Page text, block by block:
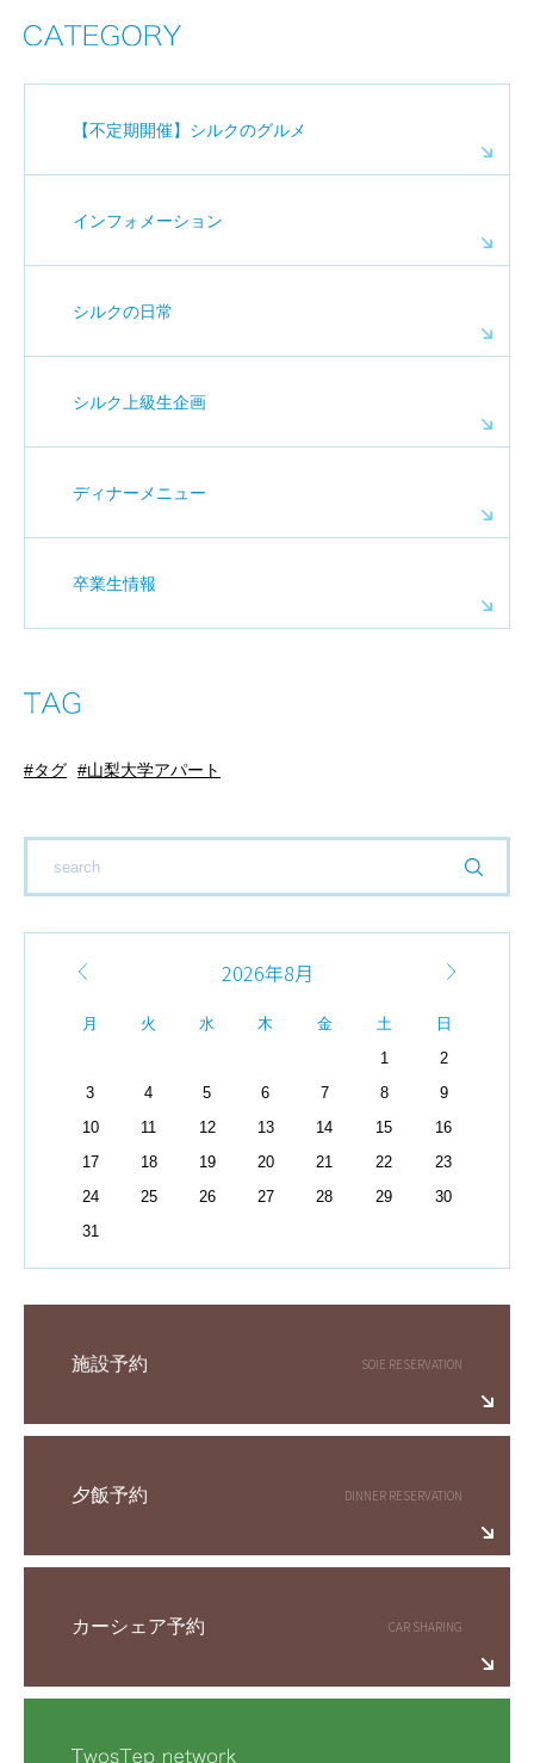
【不定期開催】シルクのグルメ
インフォメーション
シルクの日常
シルク上級生企画
ディナーメニュー
卒業生情報
タグ 山梨大学アパート
2026年8月
月 火 水 木 金 土
日
1
2
3
4 5 6 7 8
9
10
11 12 13 14 15
16
17
18 19 20 21 22
23
24
25 26 27 28 29
30
31
施設予約
夕飯予約
カーシェア予約